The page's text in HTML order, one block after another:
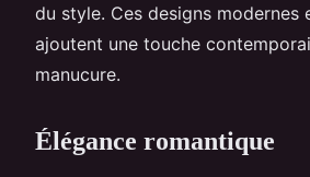
du style. Ces designs modernes
ajoutent une touche
manucure.
Élégance romantique